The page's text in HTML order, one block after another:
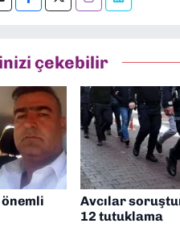
çekebilir
Avcılar
12 tutuklama